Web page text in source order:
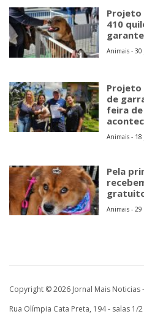
Projeto
410
Animais -
Projeto
de
feira
Animais -
Pela
Animais -
Copyright © 2026 Jornal Mais Noticias -
Rua Olímpia Cata Preta, 194 - salas 1/2